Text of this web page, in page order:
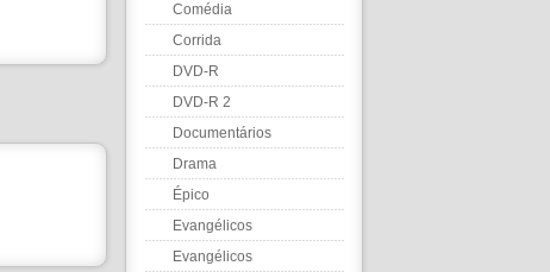
Comédia
Corrida
DVD-R
DVD-R 2
Documentários
Drama
Épico
Evangélicos
Evangélicos